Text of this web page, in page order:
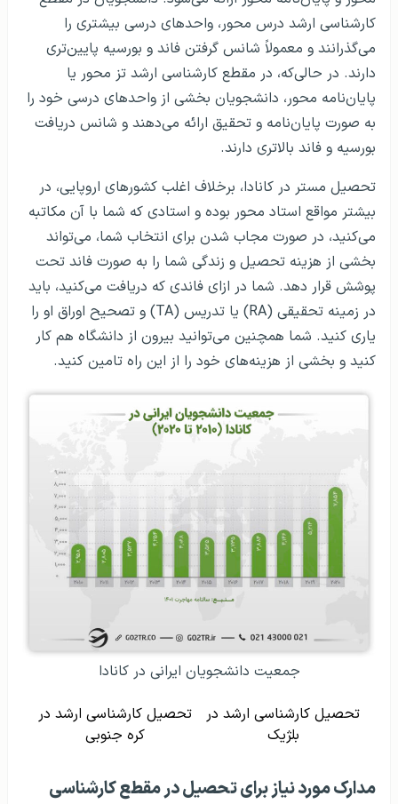
کارشناسی ارشد درس محور، واحدهای درسی بیشتری را
می‌گذرانند و معمولاً شانس گرفتن فاند و بورسیه پایین‌تری
دارند. در حالی‌که، در مقطع کارشناسی ارشد تز محور یا
پایان‌نامه محور، دانشجویان بخشی از واحدهای درسی خود را
به صورت پایان‌نامه و تحقیق ارائه می‌دهند و شانس دریافت
بورسیه و فاند بالاتری دارند.
تحصیل مستر در کانادا، برخلاف اغلب کشور‌های اروپایی، در
بیشتر مواقع استاد محور بوده و استادی که شما با آن مکاتبه
می‌کنید، در صورت مجاب شدن برای انتخاب شما، می‌تواند
بخشی از هزینه تحصیل و زندگی شما را به صورت فاند تحت
پوشش قرار دهد. شما در ازای فاندی که دریافت می‌کنید، باید
در زمینه تحقیقی (RA) یا تدریس (TA) و تصحیح اوراق او را
یاری کنید. شما همچنین می‌توانید بیرون از دانشگاه هم کار
کنید و بخشی از هزینه‌های خود را از این راه تامین کنید.
جمعیت دانشجویان ایرانی در کانادا
تحصیل کارشناسی ارشد در
بلژیک
تحصیل کارشناسی ارشد در
کره جنوبی
مدارک مورد نیاز برای تحصیل در مقطع کارشناسی